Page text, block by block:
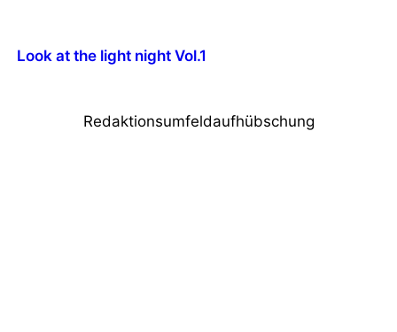
Look at the light night Vol.1
Redaktionsumfeldaufhübschung